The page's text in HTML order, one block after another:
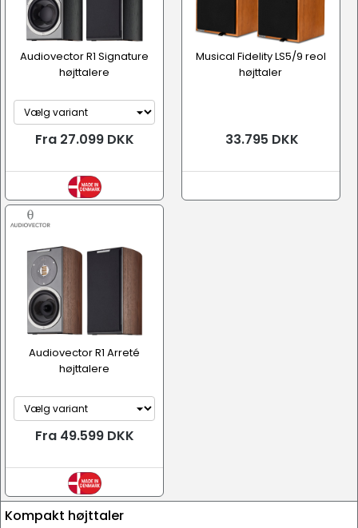
Audiovector R1 Signature
højttalere
Fra 27.099 DKK
Musical Fidelity LS5/9 reol
højttaler
33.795 DKK
Audiovector R1 Arreté
højttalere
Fra 49.599 DKK
Kompakt højttaler